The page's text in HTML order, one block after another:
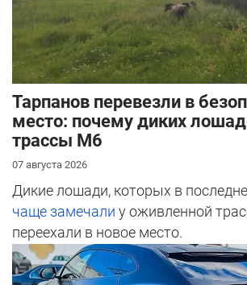
Тарпанов перевезли в
место: почему диких
трассы М6
07 августа 2026
Дикие лошади, которых в
чаще замечали у оживленной
переехали в новое место.